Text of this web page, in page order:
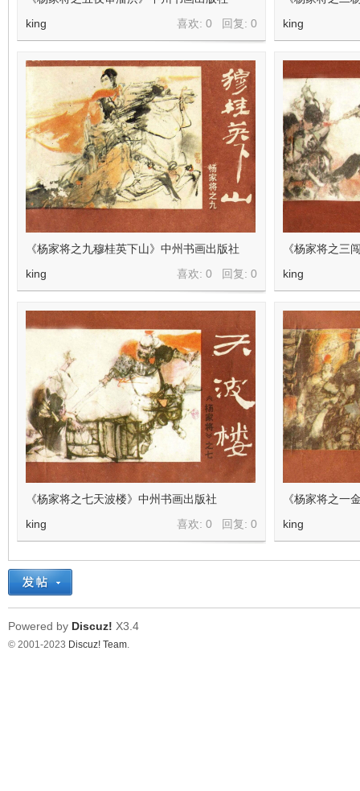
喜欢: 0 回复: 0
king
king
《杨家将之九穆桂英下山》中州书画出版社
喜欢: 0 回复: 0
king
《杨家将之三
king
《杨家将之七天波楼》中州书画出版社
喜欢: 0 回复: 0
king
《杨家将之一
king
Powered by Discuz! X3.4
© 2001-2023 Discuz! Team.